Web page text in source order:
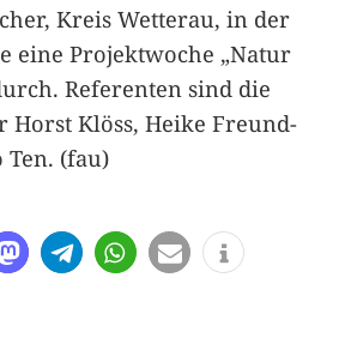
Kreis Wetterau, in der
eine Projektwoche „Natur
Referenten sind die
Horst Klöss, Heike Freund-
(fau)